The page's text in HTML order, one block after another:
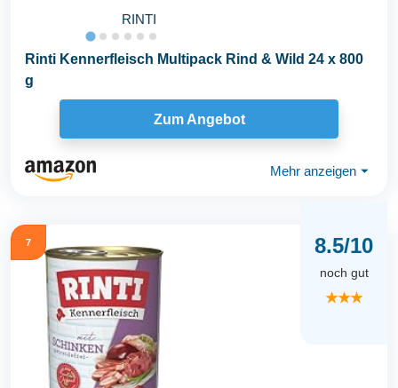
RINTI
Rinti Kennerfleisch Multipack Rind & Wild 24 x 800
g
Zum Angebot
Mehr anzeigen ⏷
7 8.5/10
noch gut
★★★